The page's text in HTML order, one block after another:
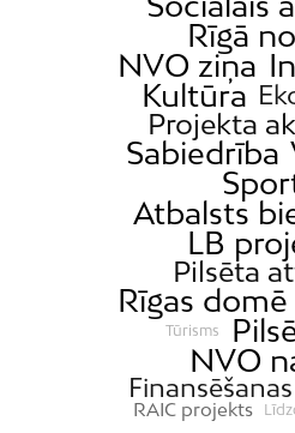
Ķengarags
Mangaļsala
Mežaparks
Pētersala-Andrejsala
Pleskodāle
Rīgā
NVO ziņa
Kultūra
Projekta
Sabiedrība
Atbalsts
LB
Pilsēta
Rīgas domē
Tūrisms
NVO
RAIC projekts